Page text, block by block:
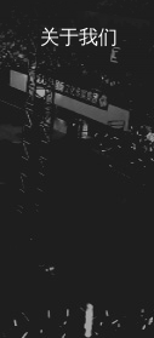
关于我们